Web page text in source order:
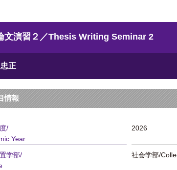
文演習２／Thesis Writing Seminar 2
正
情報
/
Year
2026
学部/
社会学部/